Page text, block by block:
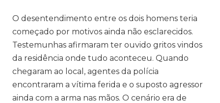
O desentendimento entre os dois homens teria
começado por motivos ainda não esclarecidos.
Testemunhas afirmaram ter ouvido gritos vindos
da residência onde tudo aconteceu. Quando
chegaram ao local, agentes da polícia
encontraram a vítima ferida e o suposto agressor
ainda com a arma nas mãos. O cenário era de